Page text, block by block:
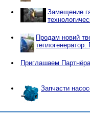
Замещение
Продам новий
теплогенератор.
Приглашаем Партнёра
Запчасти